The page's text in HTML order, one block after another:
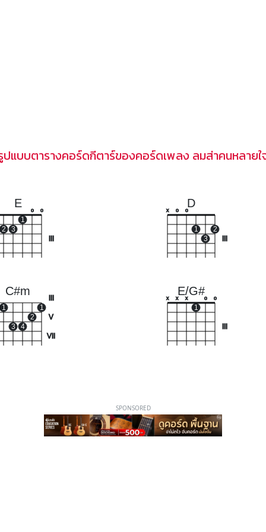
ปแบบตารางคอร์ดกีตาร์ของคอร์ดเพลง ลมส่าคนหลายใ
E
2 3
1
o o
D
x o o
1
3
2
C#m
V
VII
1
3 4
2
1
E/G#
x x x
1
o o
SPONSORED